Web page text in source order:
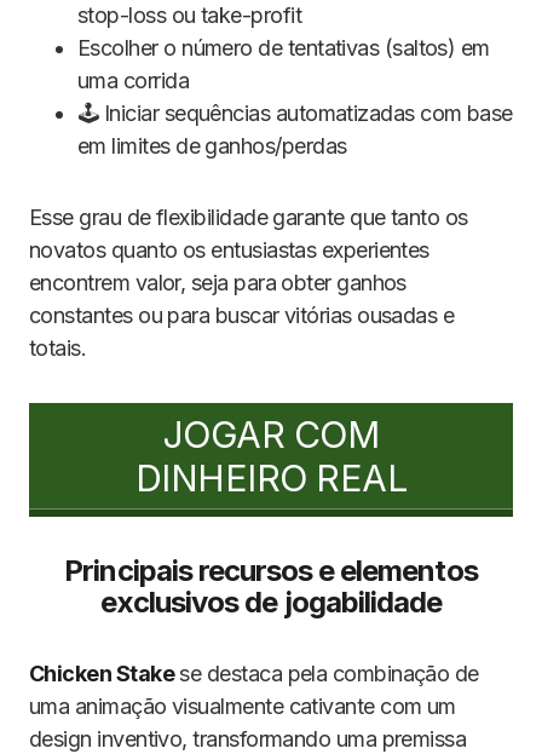
stop-loss ou take-profit
Escolher o número de tentativas (saltos) em
uma corrida
🕹️ Iniciar sequências automatizadas com base
em limites de ganhos/perdas
Esse grau de flexibilidade garante que tanto os
novatos quanto os entusiastas experientes
encontrem valor, seja para obter ganhos
constantes ou para buscar vitórias ousadas e
totais.
JOGAR COM
DINHEIRO REAL
Principais recursos e elementos
exclusivos de jogabilidade
Chicken Stakese destaca pela combinação de
uma animação visualmente cativante com um
design inventivo, transformando uma premissa